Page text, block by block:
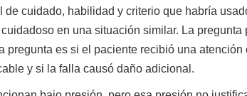
de cuidado, habilidad y criterio que habría
en una situación similar. La pregunta
pregunta es si el paciente recibió una atención
y si la falla causó daño adicional.